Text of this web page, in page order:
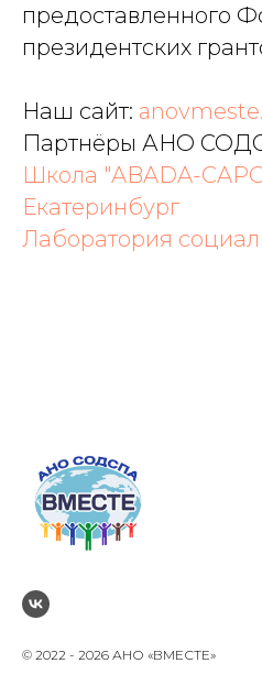
предоставленного
президентских
Наш сайт:
Партнёры АНО
Школа "ABADA-
Екатеринбург
Лаборатория
© 2022 - 2026 АНО «ВМЕСТЕ»